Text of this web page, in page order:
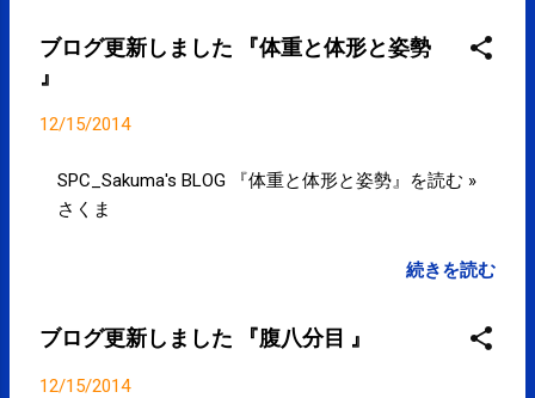
院に SPCstyle-club » アミノバイタ
ル プロ 好評発売中！！ SPCstyle-
posted at 21:06:10 You are
subscribed to email updates from サ
unsubscribe now . Email delivery
View, CA 94043, United States
ブログ更新しました 『体重と体形と姿勢
』
12/15/2014
SPC_Sakuma's BLOG 『体重と体形と姿勢』を読む »
さくま
続きを読む
ブログ更新しました 『腹八分目 』
12/15/2014